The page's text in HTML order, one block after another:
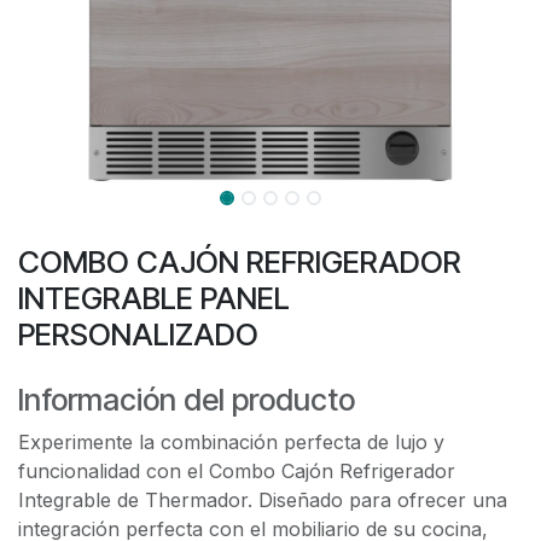
COMBO CAJÓN REFRIGERADOR
INTEGRABLE PANEL
PERSONALIZADO
Información del producto
Experimente la combinación perfecta de lujo y
funcionalidad con el Combo Cajón Refrigerador
Integrable de Thermador. Diseñado para ofrecer una
integración perfecta con el mobiliario de su cocina,